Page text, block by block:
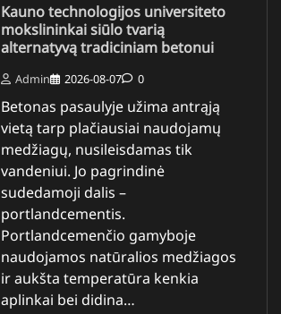
Kauno technologijos universiteto
mokslininkai siūlo tvarią
alternatyvą tradiciniam betonui
Admin 2026-08-07 0
Betonas pasaulyje užima antrąją
vietą tarp plačiausiai naudojamų
medžiagų, nusileisdamas tik
vandeniui. Jo pagrindinė
sudedamoji dalis –
portlandcementis.
Portlandcemenčio gamyboje
naudojamos natūralios medžiagos
ir aukšta temperatūra kenkia
aplinkai bei didina…